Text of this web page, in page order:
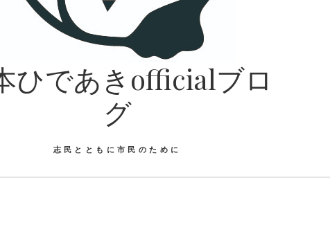
ひであきofficialブロ
グ
志民とともに市民のために